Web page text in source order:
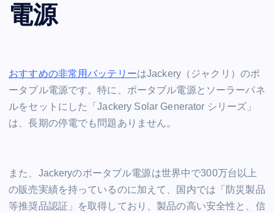
電源
おすすめの非常用バッテリーはJackery（ジャクリ）のポ
ータブル電源です。特に、ポータブル電源とソーラーパネ
ルをセットにした「Jackery Solar Generator シリーズ」
は、長期の停電でも問題ありません。
また、Jackeryのポータブル電源は世界中で300万台以上
の販売実績を持っているのに加えて、国内では「防災製品
等推奨品認証」を取得しており、製品の高い安全性と、信